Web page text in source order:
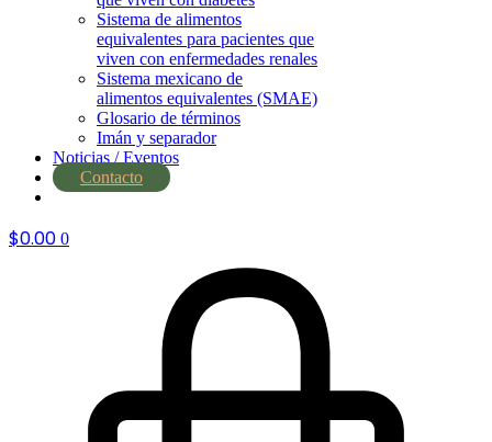
Sistema de alimentos
equivalentes para pacientes que
viven con enfermedades renales
Sistema mexicano de
alimentos equivalentes (SMAE)
Glosario de términos
Imán y separador
Noticias / Eventos
Contacto
nutrial.ia
$0.00 0